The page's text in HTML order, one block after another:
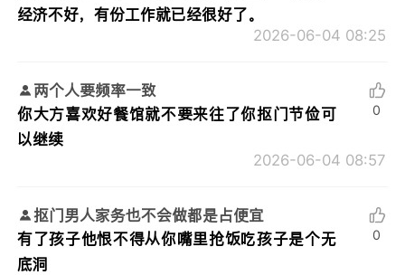
经济不好，有份工作就已经很好了。
2026-06-04 08:25
两个人要频率一致
你大方喜欢好餐馆就不要来往了你抠门节俭可
以继续
2026-06-04 08:57
0
抠门男人家务也不会做都是占便宜
有了孩子他恨不得从你嘴里抢饭吃孩子是个无
底洞
0